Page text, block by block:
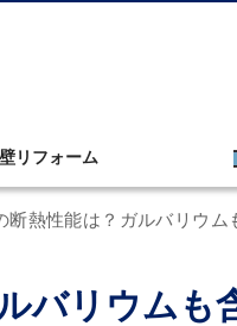
リフォーム
断熱性能は？ガルバリウ
バリウムも